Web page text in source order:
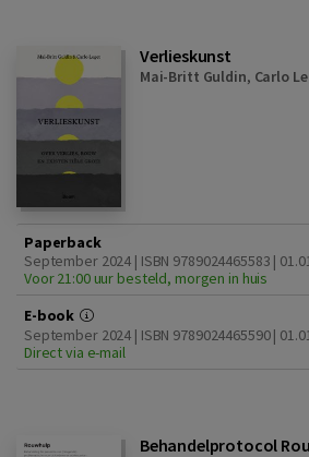
Verlieskunst
Mai-Britt Guldin, Carlo
Paperback
September 2024 | ISBN 9789024465583 |
Voor 21:00 uur besteld, morgen in huis
E-book
September 2024 | ISBN 9789024465590 |
Direct via e-mail
Behandelprotocol